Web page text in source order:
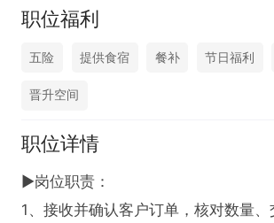
职位福利
五险 提供食宿 餐补 节日福利
晋升空间
职位详情
▶岗位职责：
1、接收并确认客户订单，核对数量